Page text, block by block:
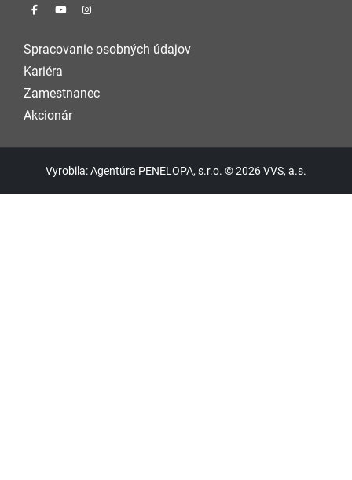
Spracovanie osobných údajov
Kariéra
Zamestnanec
Akcionár
Vyrobila: Agentúra PENELOPA, s.r.o. © 2026 VVS, a.s.